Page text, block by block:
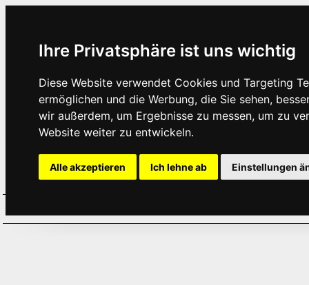
Ihre Privatsphäre ist uns wichtig
Diese Website verwendet Cookies und Targeting
ermöglichen und die Werbung, die Sie sehen,
wir außerdem, um Ergebnisse zu messen, um zu
Website weiter zu entwickeln.
Alle akzeptieren Ich lehne ab Einstellungen